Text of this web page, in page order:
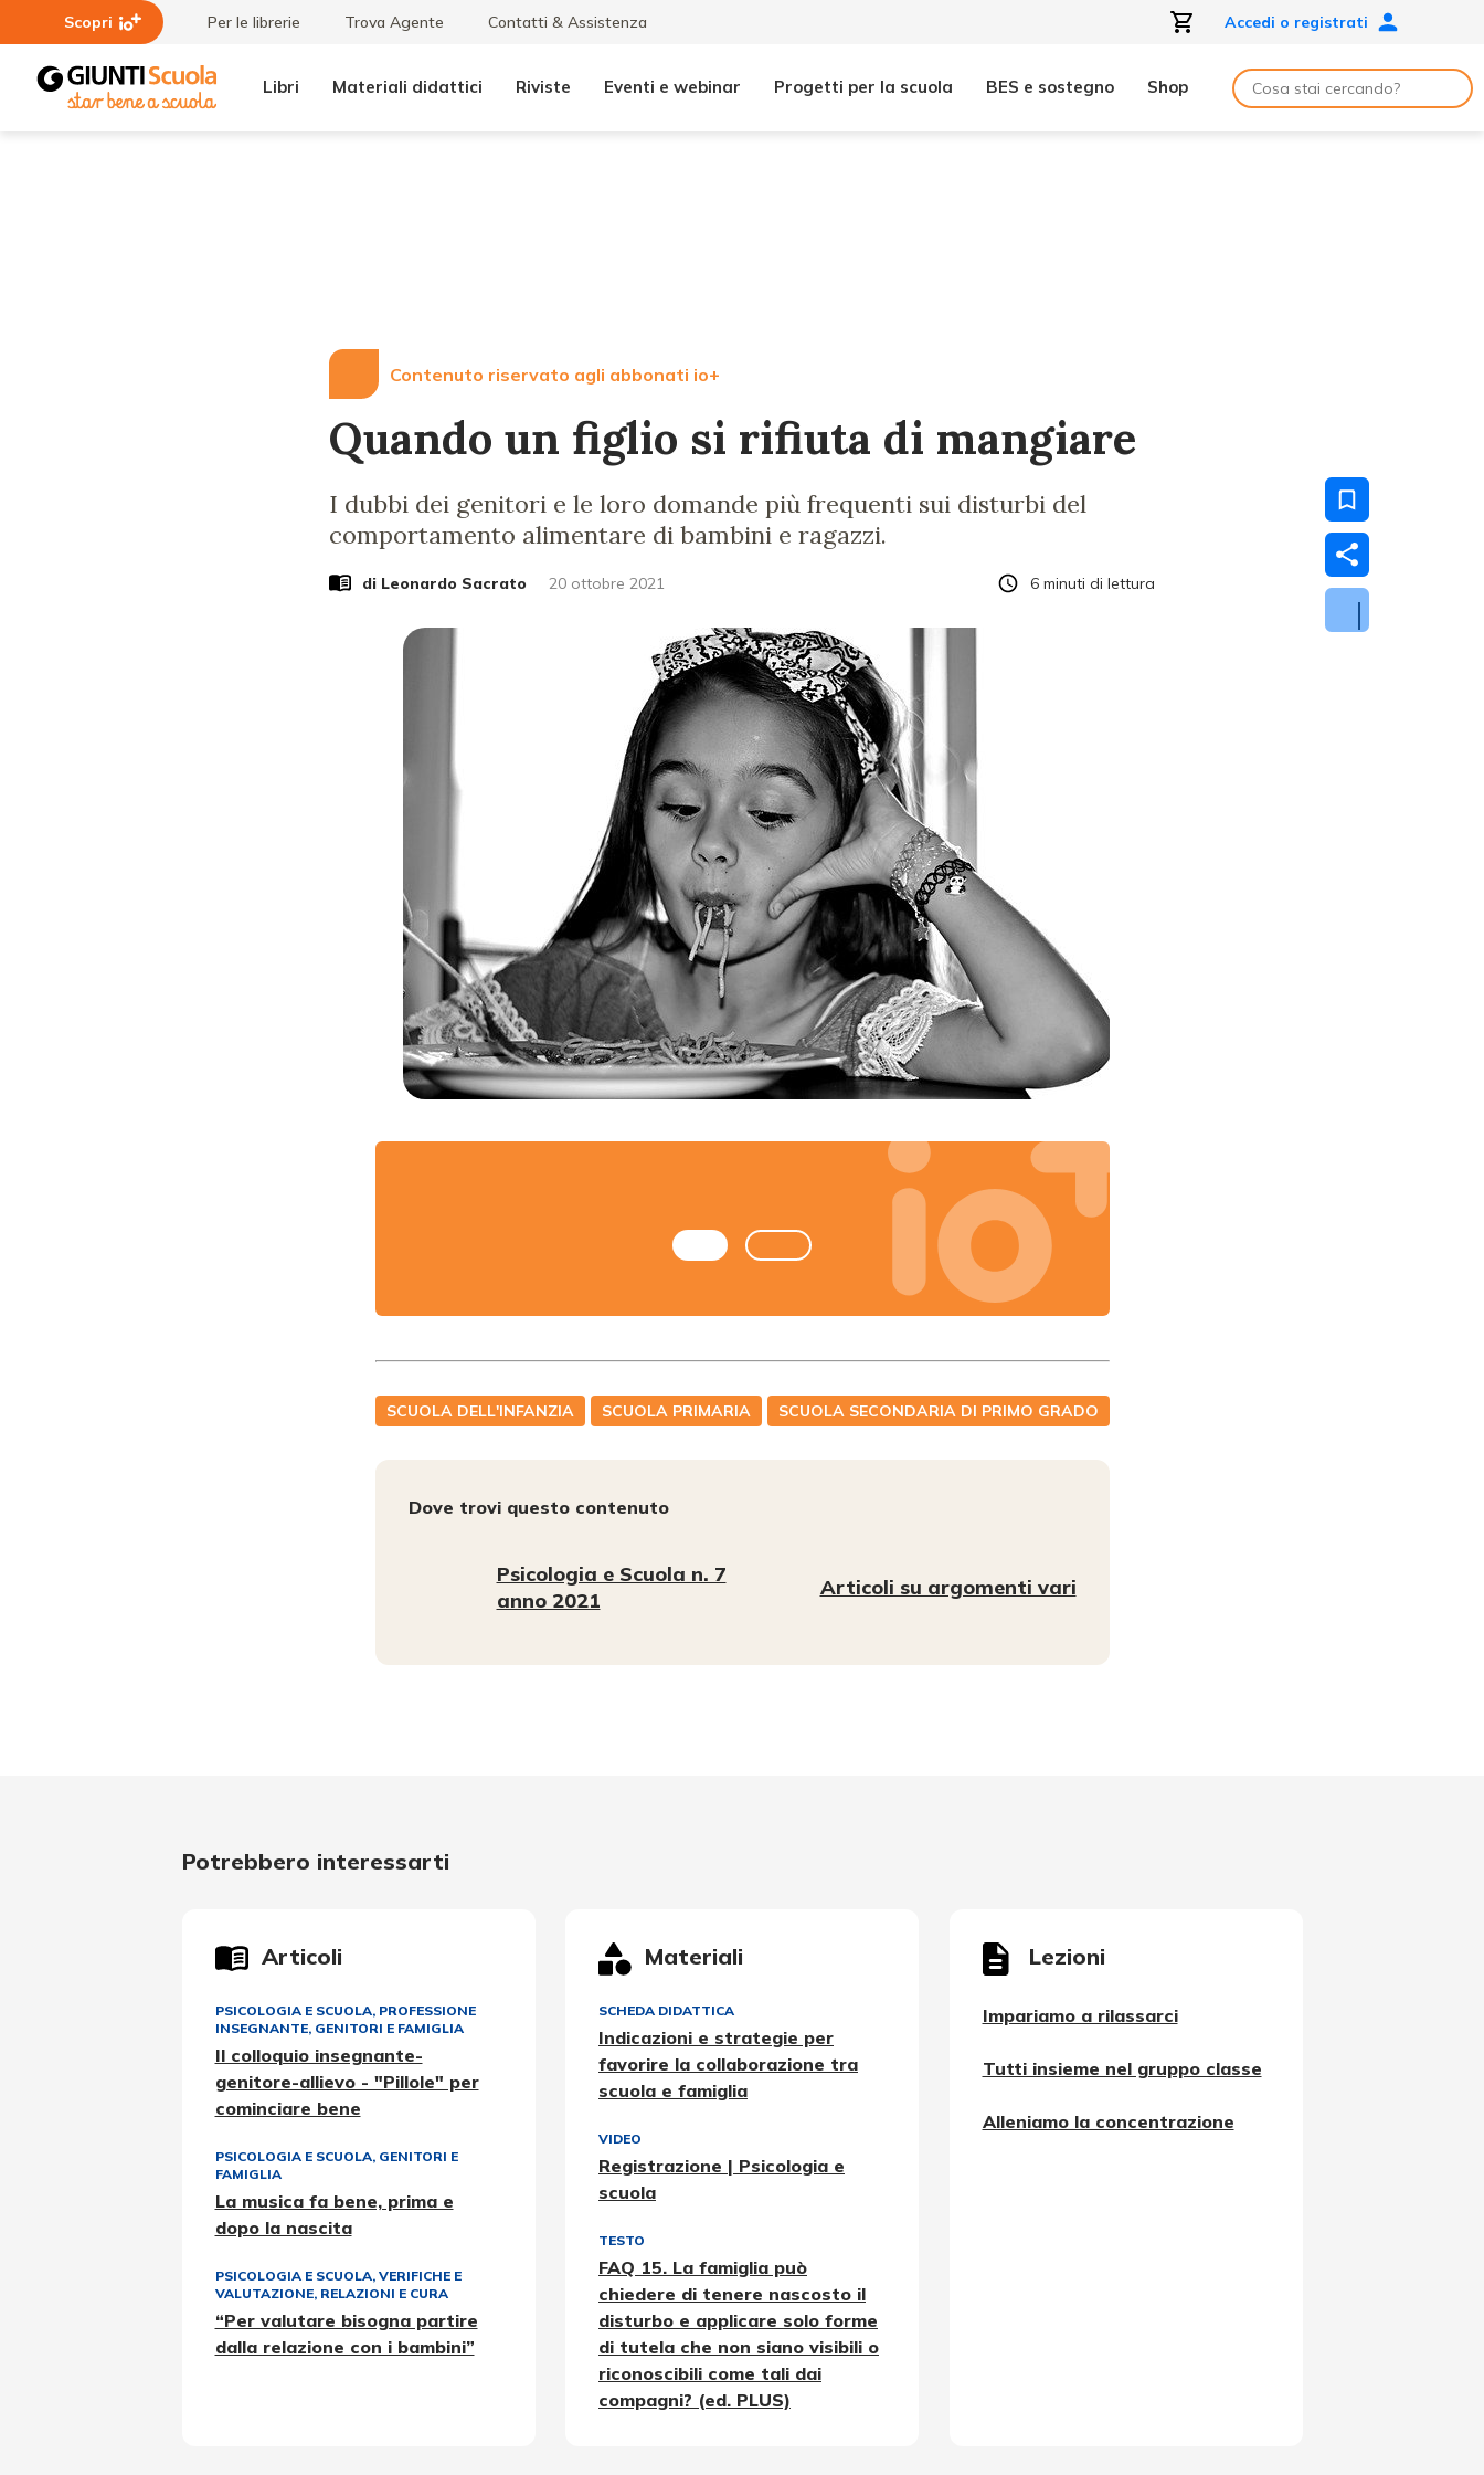
Scopri Per le librerie Trova Agente Contatti & Assistenza Accedi o registrati
Libri Materiali didattici Riviste Eventi e webinar Progetti per la scuola BES e sostegno Shop
Contenuto riservato agli abbonati io+
Quando un figlio si rifiuta di mangiare
I dubbi dei genitori e le loro domande più frequenti sui disturbi del
comportamento alimentare di bambini e ragazzi.
di Leonardo Sacrato 20 ottobre 2021 6 minuti di lettura
SCUOLA DELL'INFANZIA SCUOLA PRIMARIA SCUOLA SECONDARIA DI PRIMO GRADO
Dove trovi questo contenuto
Psicologia e Scuola n. 7
anno 2021
Articoli su argomenti vari
Potrebbero interessarti
Articoli
PSICOLOGIA E SCUOLA, PROFESSIONE
INSEGNANTE, GENITORI E FAMIGLIA
Il colloquio insegnante-
genitore-allievo - "Pillole" per
cominciare bene
PSICOLOGIA E SCUOLA, GENITORI E
FAMIGLIA
La musica fa bene, prima e
dopo la nascita
PSICOLOGIA E SCUOLA, VERIFICHE E
VALUTAZIONE, RELAZIONI E CURA
“Per valutare bisogna partire
dalla relazione con i bambini”
Materiali
SCHEDA DIDATTICA
Indicazioni e strategie per
favorire la collaborazione tra
scuola e famiglia
VIDEO
Registrazione | Psicologia e
scuola
TESTO
FAQ 15. La famiglia può
chiedere di tenere nascosto il
disturbo e applicare solo forme
di tutela che non siano visibili o
riconoscibili come tali dai
compagni? (ed. PLUS)
Lezioni
Impariamo a rilassarci
Tutti insieme nel gruppo classe
Alleniamo la concentrazione